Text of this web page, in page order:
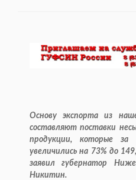
Основу экспорта из
составляют поставки
продукции, которые
увеличились на 73% до
заявил губернатор
Никитин.